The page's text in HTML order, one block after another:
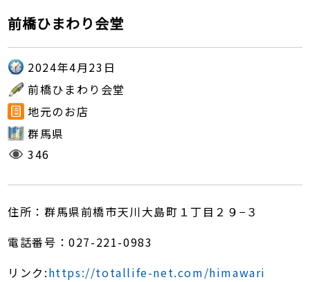
前橋ひまわり会堂
2024年4月23日
前橋ひまわり会堂
地元のお店
群馬県
346
住所：群馬県前橋市天川大島町１丁目２９−３
電話番号：027-221-0983
リンク:https://totallife-net.com/himawari